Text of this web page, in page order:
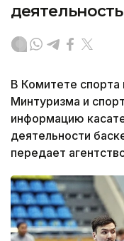
деятельность
В Комитете спорта
Минтуризма и
информацию
деятельности
передает